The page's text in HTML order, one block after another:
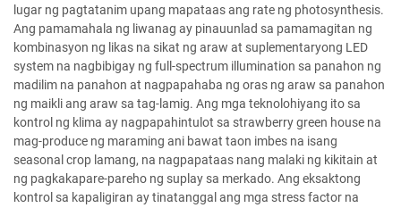
lugar ng pagtatanim upang mapataas ang rate ng photosynthesis.
Ang pamamahala ng liwanag ay pinauunlad sa pamamagitan ng
kombinasyon ng likas na sikat ng araw at suplementaryong LED
system na nagbibigay ng full-spectrum illumination sa panahon ng
madilim na panahon at nagpapahaba ng oras ng araw sa panahon
ng maikli ang araw sa tag-lamig. Ang mga teknolohiyang ito sa
kontrol ng klima ay nagpapahintulot sa strawberry green house na
mag-produce ng maraming ani bawat taon imbes na isang
seasonal crop lamang, na nagpapataas nang malaki ng kikitain at
ng pagkakapare-pareho ng suplay sa merkado. Ang eksaktong
kontrol sa kapaligiran ay tinatanggal ang mga stress factor na